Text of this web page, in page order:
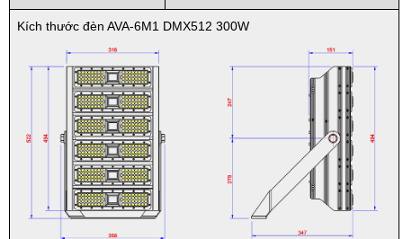
Kích thước đèn AVA-6M1 DMX512 300W